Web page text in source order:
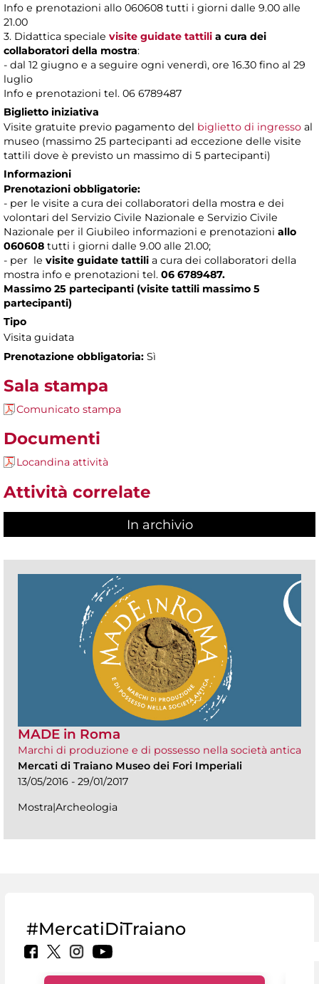
Info e prenotazioni allo 060608 tutti i giorni dalle 9.00 alle
21.00
3. Didattica speciale visite guidate tattili a cura dei
collaboratori della mostra:
- dal 12 giugno e a seguire ogni venerdì, ore 16.30 fino al 29
luglio
Info e prenotazioni tel. 06 6789487
Biglietto iniziativa
Visite gratuite previo pagamento del biglietto di ingresso al
museo (massimo 25 partecipanti ad eccezione delle visite
tattili dove è previsto un massimo di 5 partecipanti)
Informazioni
Prenotazioni obbligatorie:
- per le visite a cura dei collaboratori della mostra e dei
volontari del Servizio Civile Nazionale e Servizio Civile
Nazionale per il Giubileo informazioni e prenotazioni allo
060608 tutti i giorni dalle 9.00 alle 21.00;
- per le visite guidate tattili a cura dei collaboratori della
mostra info e prenotazioni tel. 06 6789487.
Massimo 25 partecipanti (visite tattili massimo 5
partecipanti)
Tipo
Visita guidata
Prenotazione obbligatoria: Sì
Sala stampa
Comunicato stampa
Documenti
Locandina attività
Attività correlate
In archivio
MADE in Roma
Marchi di produzione e di possesso nella società antica
Mercati di Traiano Museo dei Fori Imperiali
13/05/2016 - 29/01/2017
Mostra|Archeologia
#MercatiDiTraiano